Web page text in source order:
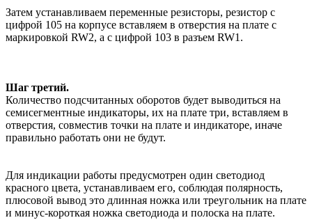
Затем устанавливаем переменные резисторы, резистор с
цифрой 105 на корпусе вставляем в отверстия на плате с
маркировкой RW2, а с цифрой 103 в разъем RW1.
Шаг третий.
Количество подсчитанных оборотов будет выводиться на
семисегментные индикаторы, их на плате три, вставляем в
отверстия, совместив точки на плате и индикаторе, иначе
правильно работать они не будут.
Для индикации работы предусмотрен один светодиод
красного цвета, устанавливаем его, соблюдая полярность,
плюсовой вывод это длинная ножка или треугольник на плате
и минус-короткая ножка светодиода и полоска на плате.